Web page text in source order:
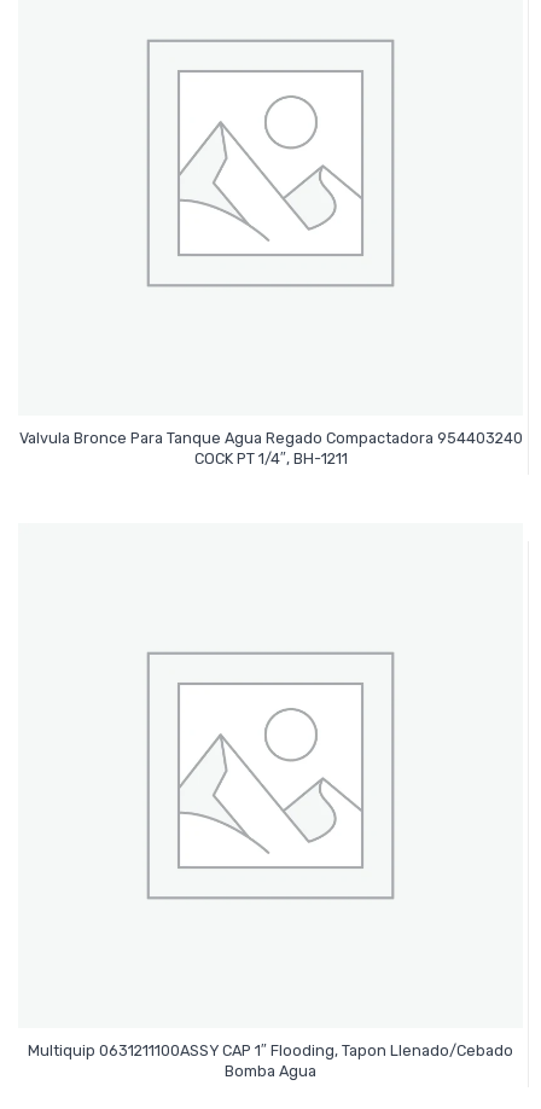
Valvula Bronce Para Tanque Agua Regado Compactadora 954403240
COCK PT 1/4″, BH-1211
Leer Más
Multiquip 0631211100ASSY CAP 1″ Flooding, Tapon Llenado/Cebado
Bomba Agua
Leer Más